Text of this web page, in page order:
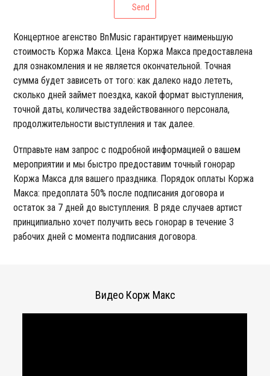
Send
Концертное агенство BnMusic гарантирует наименьшую
стоимость Коржа Макса. Цена Коржа Макса предоставлена
для ознакомления и не является окончательной. Точная
сумма будет зависеть от того: как далеко надо лететь,
сколько дней займет поездка, какой формат выступления,
точной даты, количества задействованного персонала,
продолжительности выступления и так далее.
Отправьте нам запрос с подробной информацией о вашем
мероприятии и мы быстро предоставим точный гонорар
Коржа Макса для вашего праздника. Порядок оплаты Коржа
Макса: предоплата 50% после подписания договора и
остаток за 7 дней до выступления. В ряде случаев артист
принципиально хочет получить весь гонорар в течение 3
рабочих дней с момента подписания договора.
Видео Корж Макс